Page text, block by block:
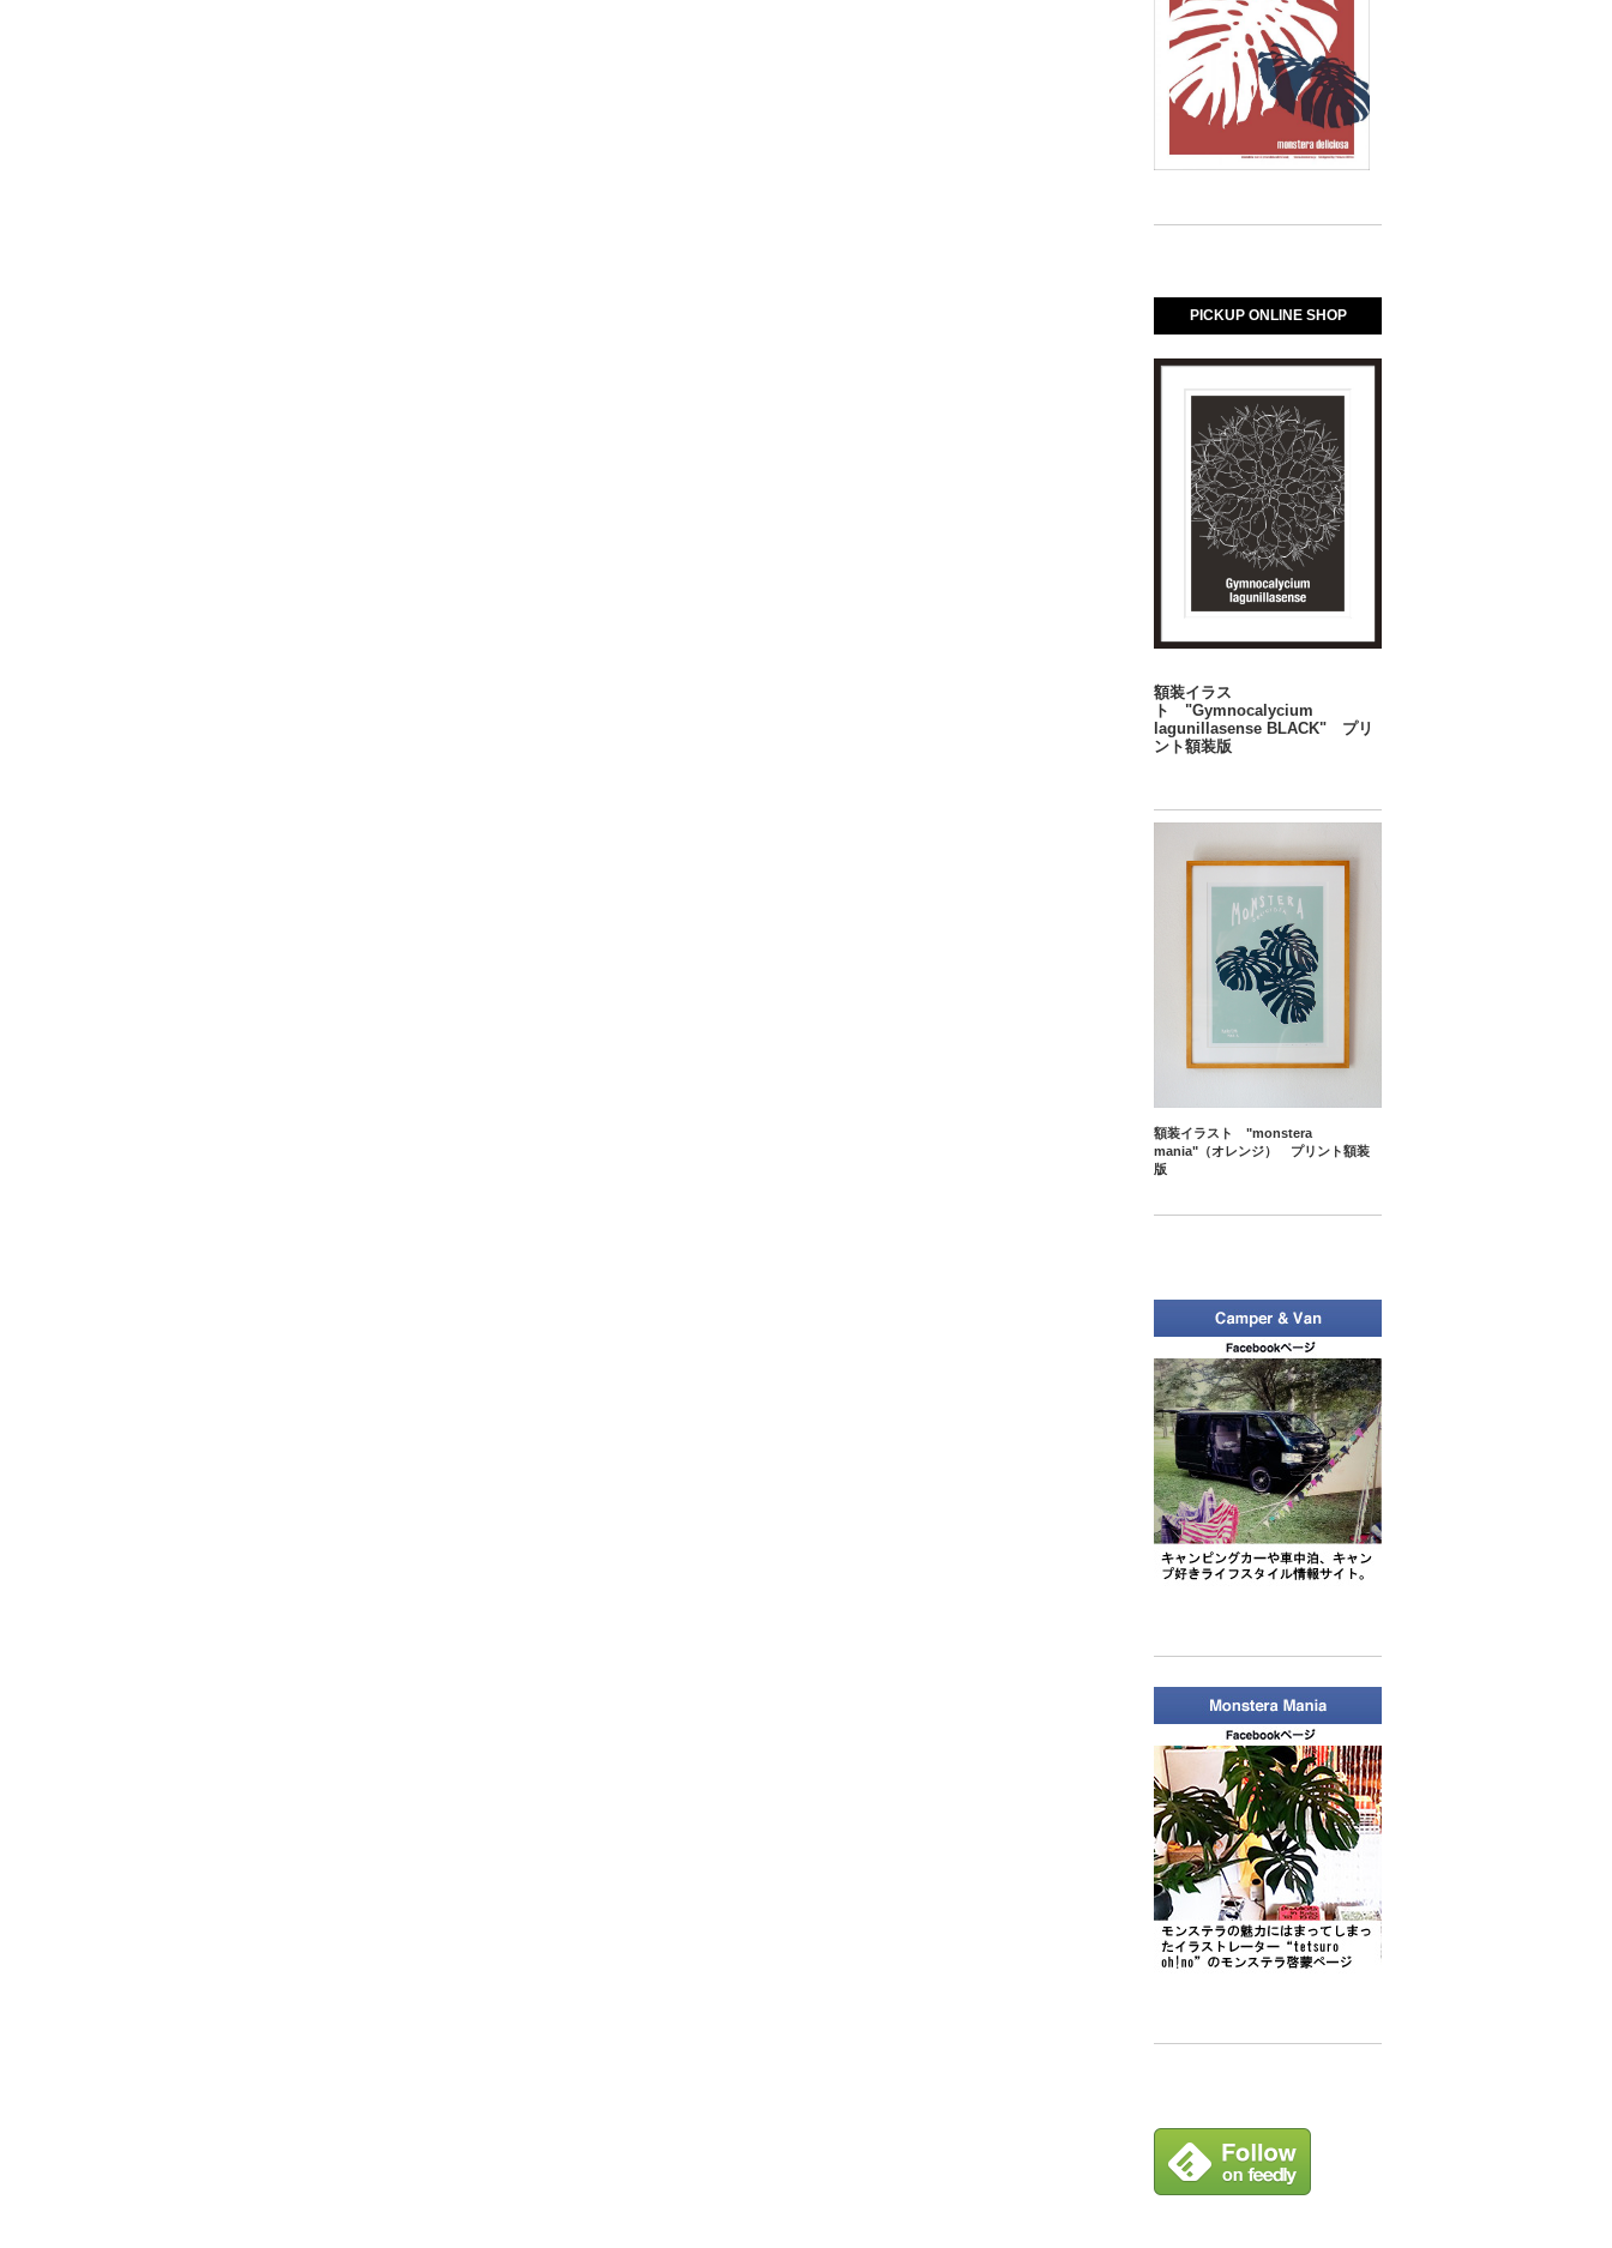
PICKUP ONLINE SHOP
額装イラス
ト "Gymnocalycium
lagunillasense BLACK" プリ
ント額装版
額装イラスト "monstera
mania"（オレンジ） プリント額装
版